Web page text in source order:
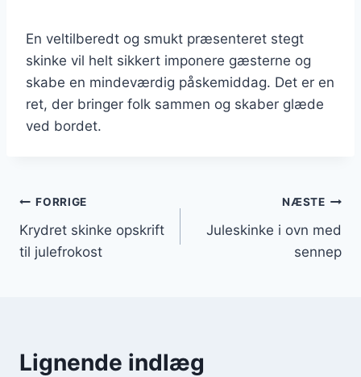
En veltilberedt og smukt præsenteret stegt
skinke vil helt sikkert imponere gæsterne og
skabe en mindeværdig påskemiddag. Det er en
ret, der bringer folk sammen og skaber glæde
ved bordet.
Indlægsnavigation
FORRIGE
Krydret skinke opskrift
til julefrokost
NÆSTE
Juleskinke i ovn med
sennep
Lignende indlæg